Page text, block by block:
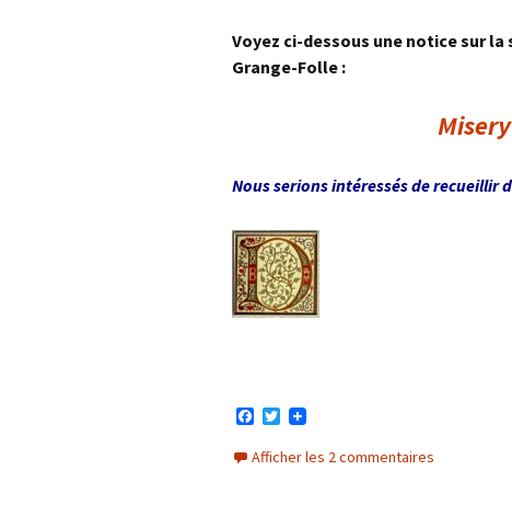
Voyez ci-dessous une notice sur la
Grange-Folle :
Misery
Nous serions intéressés de
c
e
T
i
t
Afficher les 2 commentaires